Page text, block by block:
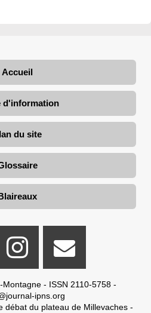
Accueil
d'information
du site
- ISSN 2110-5758 -
ipns.org
débat du plateau de Millevaches -